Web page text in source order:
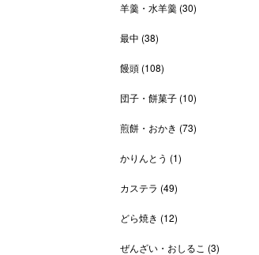
羊羹・水羊羹 (30)
最中 (38)
饅頭 (108)
団子・餅菓子 (10)
煎餅・おかき (73)
かりんとう (1)
カステラ (49)
どら焼き (12)
ぜんざい・おしるこ (3)